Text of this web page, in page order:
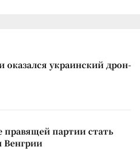
украинский дрон-
партии стать
Венгрии